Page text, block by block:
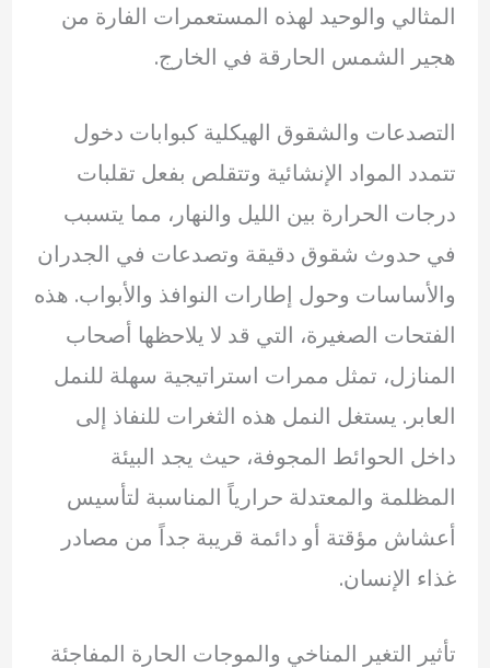
المثالي والوحيد لهذه المستعمرات الفارة من
هجير الشمس الحارقة في الخارج.
التصدعات والشقوق الهيكلية كبوابات دخول
تتمدد المواد الإنشائية وتتقلص بفعل تقلبات
درجات الحرارة بين الليل والنهار، مما يتسبب
في حدوث شقوق دقيقة وتصدعات في الجدران
والأساسات وحول إطارات النوافذ والأبواب. هذه
الفتحات الصغيرة، التي قد لا يلاحظها أصحاب
المنازل، تمثل ممرات استراتيجية سهلة للنمل
العابر. يستغل النمل هذه الثغرات للنفاذ إلى
داخل الحوائط المجوفة، حيث يجد البيئة
المظلمة والمعتدلة حرارياً المناسبة لتأسيس
أعشاش مؤقتة أو دائمة قريبة جداً من مصادر
غذاء الإنسان.
تأثير التغير المناخي والموجات الحارة المفاجئة